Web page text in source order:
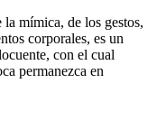
mímica, de los gestos,
corporales, es un
con el cual
permanezca en